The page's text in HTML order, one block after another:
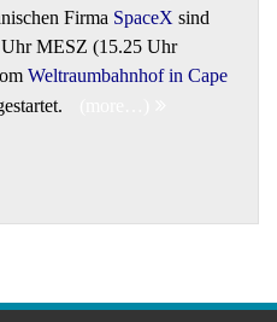
Firma SpaceX sind
MESZ (15.25 Uhr
Weltraumbahnhof in Cape